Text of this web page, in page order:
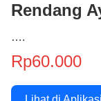
Rendang
….
Rp60.000